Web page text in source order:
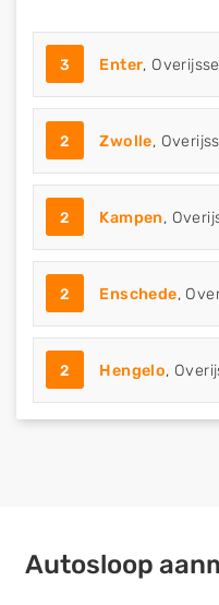
3 Enter,
2 Zwolle,
2 Kampen,
2 Enschede,
2 Hengelo,
Autosloop